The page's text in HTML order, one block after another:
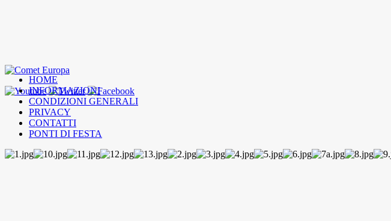
HOME
INFORMAZIONI
CONDIZIONI GENERALI
PRIVACY
CONTATTI
PONTI DI FESTA